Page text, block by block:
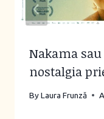
Nakama
nostalgia
ByLaura Frunză